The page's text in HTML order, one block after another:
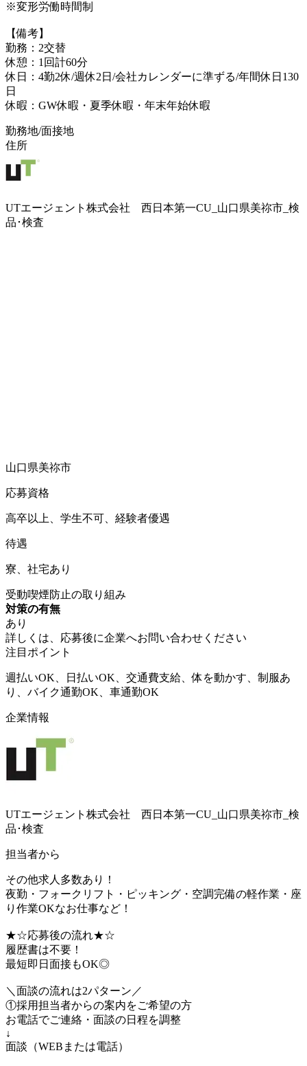
※変形労働時間制
【備考】
勤務：2交替
休憩：1回計60分
休日：4勤2休/週休2日/会社カレンダーに準ずる/年間休日130
日
休暇：GW休暇・夏季休暇・年末年始休暇
勤務地/面接地
住所
UTエージェント株式会社 西日本第一CU_山口県美祢市_検
品･検査
山口県美祢市
応募資格
高卒以上、学生不可、経験者優遇
待遇
寮、社宅あり
受動喫煙防止の取り組み
対策の有無
あり
詳しくは、応募後に企業へお問い合わせください
注目ポイント
週払いOK、日払いOK、交通費支給、体を動かす、制服あ
り、バイク通勤OK、車通勤OK
企業情報
UTエージェント株式会社 西日本第一CU_山口県美祢市_検
品･検査
担当者から
その他求人多数あり！
夜勤・フォークリフト・ピッキング・空調完備の軽作業・座
り作業OKなお仕事など！
★☆応募後の流れ★☆
履歴書は不要！
最短即日面接もOK◎
＼面談の流れは2パターン／
①採用担当者からの案内をご希望の方
お電話でご連絡・面談の日程を調整
↓
面談（WEBまたは電話）